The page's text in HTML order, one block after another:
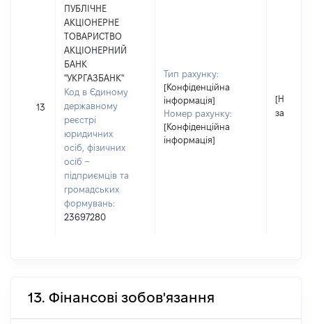
13
ПУБЛІЧНЕ
АКЦІОНЕРНЕ
ТОВАРИСТВО
АКЦІОНЕРНИЙ
БАНК
"УКРГАЗБАНК"
Код в Єдиному
державному
реєстрі
юридичних
осіб, фізичних
осіб –
підприємців та
громадських
формувань:
23697280
Тип рахунку:
[Конфіденційна
інформація]
Номер рахунку:
[Конфіденційна
інформація]
[Не
13. Фінансові зобов'язання